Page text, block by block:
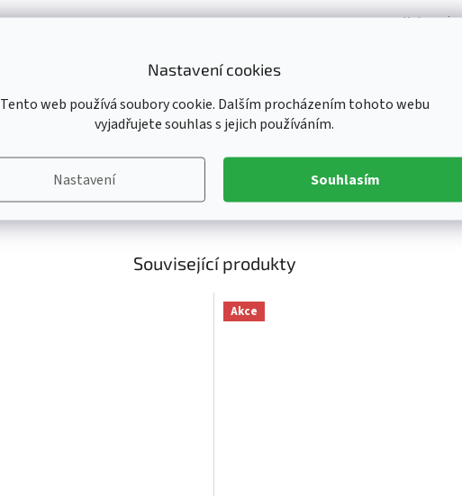
Nastavení cookies
Tento web používá soubory cookie. Dalším procházením tohoto webu
vyjadřujete souhlas s jejich používáním.
Nastavení Souhlasím
Související produkty
Akce
Kategorie:
Klub NHL